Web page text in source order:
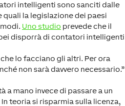
intelligenti sono sanciti dalle
la legislazione dei paesi
Uno studio prevede che il
disporrà di contatori intelligenti
lo facciano gli altri. Per ora
non sarà davvero necessario.”
a mano invece di passare a un
teoria si risparmia sulla licenza,